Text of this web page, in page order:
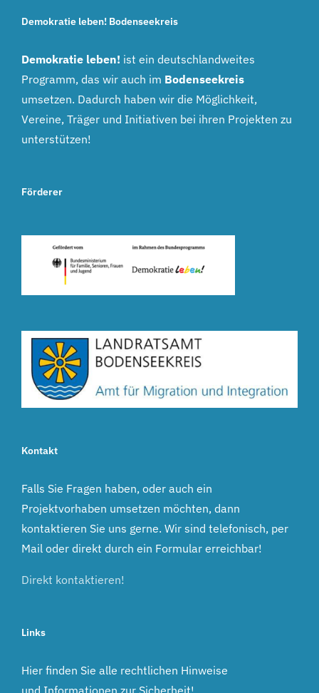
Demokratie leben! Bodenseekreis
Demokratie leben! ist ein deutschlandweites
Programm, das wir auch im Bodenseekreis
umsetzen. Dadurch haben wir die Möglichkeit,
Vereine, Träger und Initiativen bei ihren Projekten zu
unterstützen!
Förderer
Kontakt
Falls Sie Fragen haben, oder auch ein
Projektvorhaben umsetzen möchten, dann
kontaktieren Sie uns gerne. Wir sind telefonisch, per
Mail oder direkt durch ein Formular erreichbar!
Direkt kontaktieren!
Links
Hier finden Sie alle rechtlichen Hinweise